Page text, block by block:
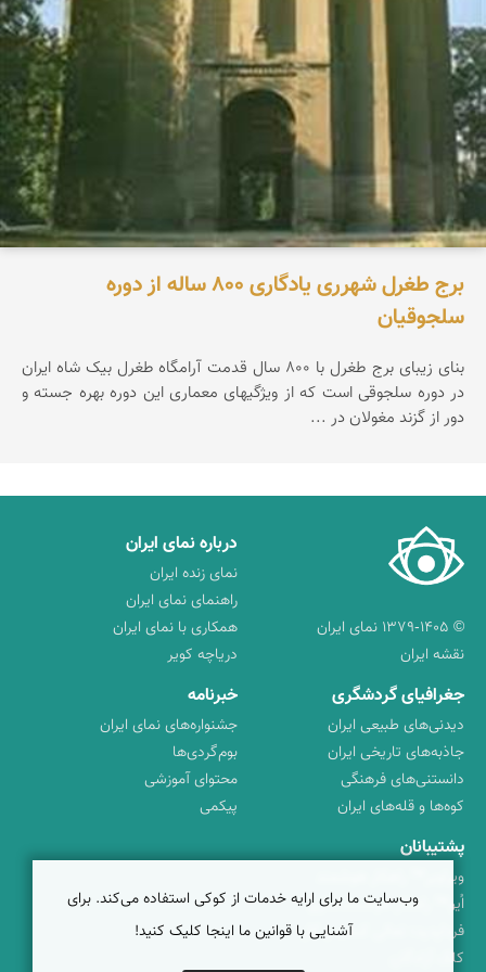
برج طغرل شهرری یادگاری ‪ ۸۰۰‬ساله از دوره
سلجوقیان
بنای زیبای برج طغرل با ‪ ۸۰۰‬سال قدمت آرامگاه طغرل بیک شاه ایران
در دوره سلجوقی است که از ویژگیهای معماری این دوره بهره جسته و
دور از گزند مغولان در ...
© ۱۳۷۹-۱۴۰۵ نمای ایران
نقشه ایران
درباره نمای ایران
نمای زنده ایران
راهنمای نمای ایران
همکاری با نمای ایران
دریاچه کویر
جغرافیای گردشگری
دیدنی‌های طبیعی ایران
جاذبه‌های تاریخی ایران
دانستنی‌های فرهنگی
کوه‌ها و قله‌های ایران
خبرنامه
جشنواره‌های نمای ایران
بوم‌گردی‌ها
محتوای آموزشی
پیکمی
پشتیبانان
ویراویر™ راهکار هوشمند
اُیو™ راهکار هوشمندسازی
فرداپدید؛ تعالی کسب و کار
کلک آزادگان
وب‌سایت ما برای ارایه خدمات از کوکی استفاده می‌کند. برای
آشنایی با قوانین ما اینجا کلیک کنید!